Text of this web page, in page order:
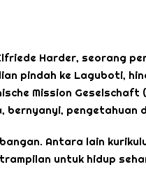
Harder, seorang
pindah ke Laguboti,
Mission Geselschaft
bernyanyi,
Antara lain
untuk hidup